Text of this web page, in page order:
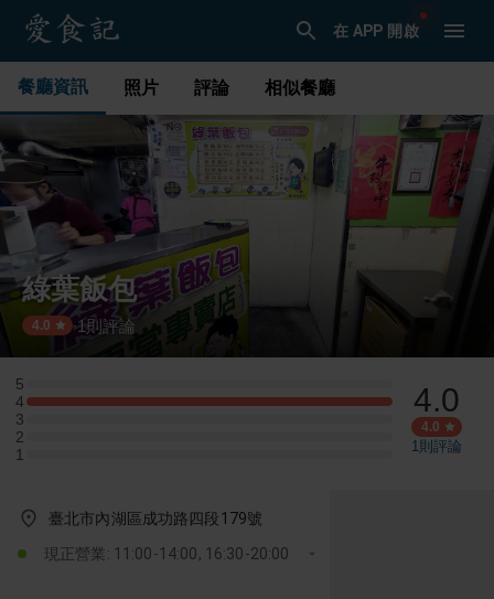
在 APP 開啟
餐廳資訊 照片 評論 相似餐廳
綠葉飯包
4.0 ·1 則評論
5
5 星：0 則評論
4
4 星：1 則評論
3
3 星：0 則評論
2
2 星：0 則評論
1
1 星：0 則評論
4.0
4.0
1則評論
臺北市內湖區成功路四段179號
現正營業: 11:00-14:00, 16:30-20:00